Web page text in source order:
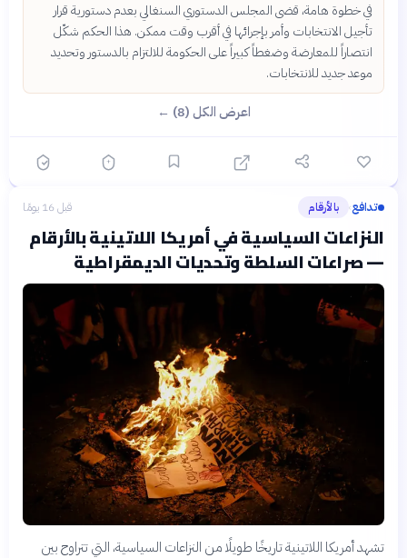
في خطوة هامة، قضى المجلس الدستوري السنغالي بعدم دستورية قرار
تأجيل الانتخابات وأمر بإجرائها في أقرب وقت ممكن. هذا الحكم شكّل
انتصاراً للمعارضة وضغطاً كبيراً على الحكومة للالتزام بالدستور وتحديد
موعد جديد للانتخابات.
اعرض الكل (8) ←
تدافع› بالأرقام قبل 16 يومًا
النزاعات السياسية في أمريكا اللاتينية بالأرقام
— صراعات السلطة وتحديات الديمقراطية
تشهد أمريكا اللاتينية تاريخًا طويلًا من النزاعات السياسية، التي تتراوح بين